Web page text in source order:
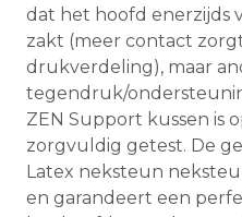
dat het hoofd enerzijds
zakt (meer contact
drukverdeling), maar
tegendruk/
ZEN Support kussen is
zorgvuldig getest. De
Latex neksteun
en garandeert een